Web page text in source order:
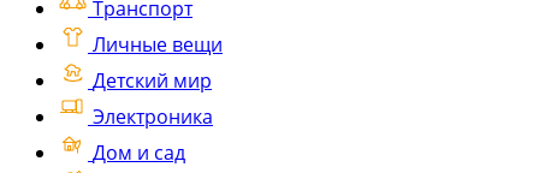
Транспорт
Личные вещи
Детский мир
Электроника
Дом и сад